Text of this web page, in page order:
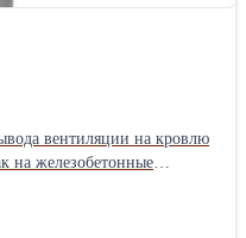
вентиляции на кровлю
на железобетонные